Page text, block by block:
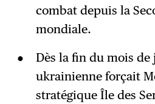
combat depuis la
mondiale.
Dès la fin du mois de
ukrainienne forçait
stratégique Île des